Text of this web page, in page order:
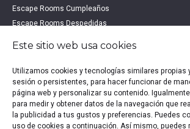
Escape Rooms Cumpleaños
Escape Rooms Despedidas
Escape Rooms Familias
Escape Rooms Halloween
Escape Rooms San Valentín
Estudio de Mercado Escape Rooms 2021
Qué es un Escape Room
Qué es un Hall Escape
Este sitio web usa cookies
Utilizamos cookies y tecnologías similares propias
sesión o persistentes, para hacer funcionar de
página web y personalizar su contenido.
para medir y obtener datos de la navegación que
la publicidad a tus gustos y preferencias. Puedes
uso de cookies a continuación. Así mismo, puedes